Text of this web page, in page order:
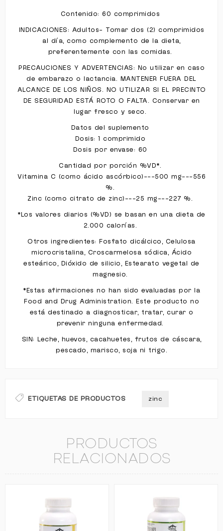
Contenido: 60 comprimidos
INDICACIONES: Adultos- Tomar dos (2) comprimidos
al día, como complemento de la dieta,
preferentemente con las comidas.
PRECAUCIONES Y ADVERTENCIAS: No utilizar en caso
de embarazo o lactancia. MANTENER FUERA DEL
ALCANCE DE LOS NIÑOS. NO UTILIZAR SI EL PRECINTO
DE SEGURIDAD ESTÁ ROTO O FALTA. Conservar en
lugar fresco y seco.
Datos del suplemento
Dosis: 1 comprimido
Dosis por envase: 60
Cantidad por porción %VD*.
Vitamina C (como ácido ascórbico)---500 mg---556
%.
Zinc (como citrato de zinc)---25 mg---227 %.
*Los valores diarios (%VD) se basan en una dieta de
2.000 calorías.
Otros ingredientes: Fosfato dicálcico, Celulosa
microcristalina, Croscarmelosa sódica, Ácido
esteárico, Dióxido de silicio, Estearato vegetal de
magnesio.
*Estas afirmaciones no han sido evaluadas por la
Food and Drug Administration. Este producto no
está destinado a diagnosticar, tratar, curar o
prevenir ninguna enfermedad.
SIN: Leche, huevos, cacahuetes, frutos de cáscara,
pescado, marisco, soja ni trigo.
ETIQUETAS DE PRODUCTOS zinc
PRODUCTOS
RELACIONADOS